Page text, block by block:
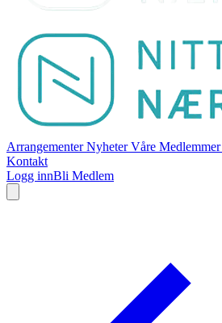
ArrangementerNyheterVåre Medlemmer
Kontakt
Logg innBli Medlem